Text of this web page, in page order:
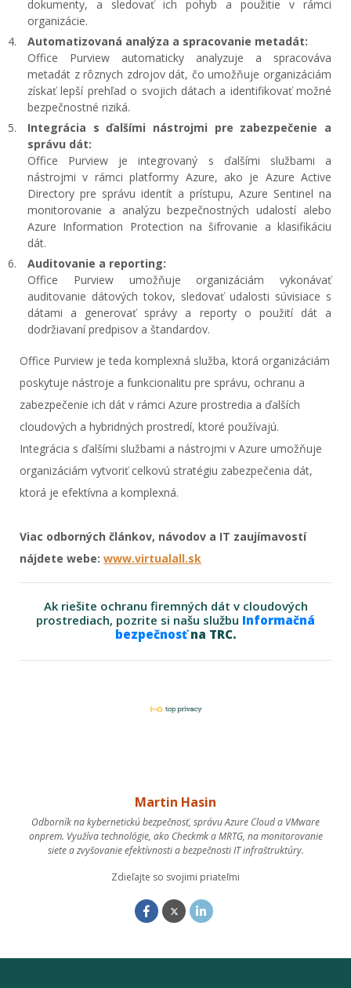
dokumenty, a sledovať ich pohyb a použitie v rámci
organizácie.
Automatizovaná analýza a spracovanie metadát:
Office Purview automaticky analyzuje a spracováva
metadát z rôznych zdrojov dát, čo umožňuje organizáciám
získať lepší prehľad o svojich dátach a identifikovať možné
bezpečnostné riziká.
Integrácia s ďalšími nástrojmi pre zabezpečenie a
správu dát:
Office Purview je integrovaný s ďalšími službami a
nástrojmi v rámci platformy Azure, ako je Azure Active
Directory pre správu identít a prístupu, Azure Sentinel na
monitorovanie a analýzu bezpečnostných udalostí alebo
Azure Information Protection na šifrovanie a klasifikáciu
dát.
Auditovanie a reporting:
Office Purview umožňuje organizáciám vykonávať
auditovanie dátových tokov, sledovať udalosti súvisiace s
dátami a generovať správy a reporty o použití dát a
dodržiavaní predpisov a štandardov.
Office Purview je teda komplexná služba, ktorá organizáciám
poskytuje nástroje a funkcionalitu pre správu, ochranu a
zabezpečenie ich dát v rámci Azure prostredia a ďalších
cloudových a hybridných prostredí, ktoré používajú.
Integrácia s ďalšími službami a nástrojmi v Azure umožňuje
organizáciám vytvoriť celkovú stratégiu zabezpečenia dát,
ktorá je efektívna a komplexná.
Viac odborných článkov, návodov a IT zaujímavostí
nájdete webe: www.virtualall.sk
Ak riešite ochranu firemných dát v cloudových
prostrediach, pozrite si našu službu Informačná
bezpečnosťna TRC.
Martin Hasin
Odborník na kybernetickú bezpečnosť, správu Azure Cloud a VMware
onprem. Využíva technológie, ako Checkmk a MRTG, na monitorovanie
siete a zvyšovanie efektívnosti a bezpečnosti IT infraštruktúry.
Zdieľajte so svojimi priateľmi